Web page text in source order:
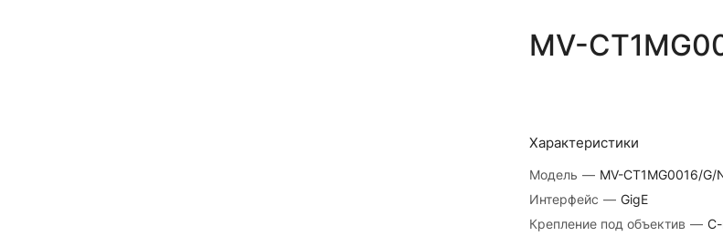
MV-
Характеристики
Модель — MV-CT1MG0016/G/
Интерфейс — GigE
Крепление под объектив —